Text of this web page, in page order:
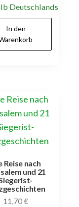
Deutschlands
In den
Reise nach
und 21
11,70€